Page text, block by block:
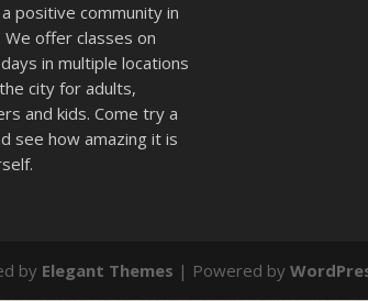
positive community in
We offer classes on
in multiple locations
city for adults,
and kids. Come try a
see how amazing it is
by Elegant Themes | Powered by